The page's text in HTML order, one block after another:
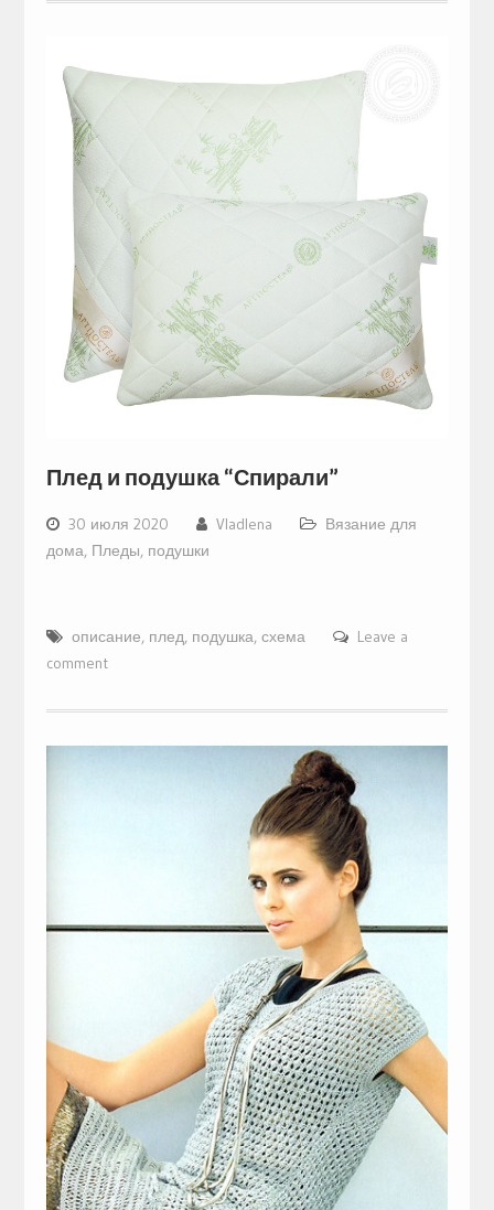
Плед и подушка “Спирали”
30 июля 2020 Vladlena
Вязание для
дома, Пледы, подушки
описание, плед, подушка, схема
Leave a
comment